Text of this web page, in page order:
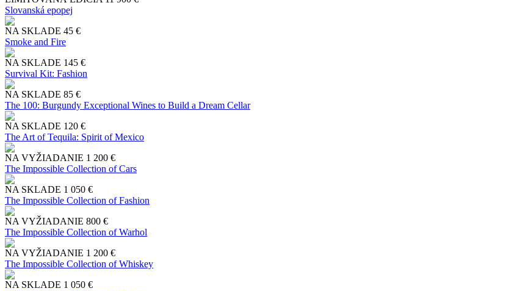
Slo​vanská epopej
NA SKLADE 45 €
Smoke and Fire
NA SKLADE 145 €
Survival Kit: Fashion
NA SKLADE 85 €
The 100: Burgundy Exceptional Wines to Build a Dream Cellar
NA SKLADE 120 €
The Art of Tequila: Spirit of Mexico
NA VYŽIADANIE 1 200 €
The Impossible Collection of Cars
NA SKLADE 1 050 €
The Impossible Collection of Fashion
NA VYŽIADANIE 800 €
The Impossible Collection of Warhol
NA VYŽIADANIE 1 200 €
The Impossible Collection of Whiskey
NA SKLADE 1 050 €